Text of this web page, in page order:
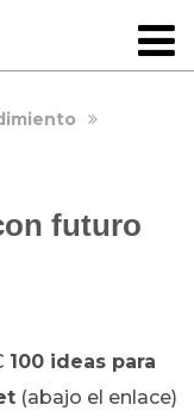
futuro
100 ideas para
(abajo el enlace)